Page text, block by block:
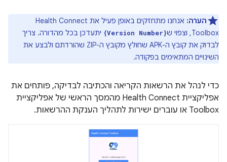
הערה:
אנחנו מתחזקים באופן פעיל את Health Connect
Toolbox, וצפוי ש
{Version Number} יתעדכן בכל מהדורה. צריך
לבדוק את קובץ ה-APK שחולץ מקובץ ה-ZIP שהורדתם ולבצע את
השינויים המתאימים בפקודה.
כדי לנהל את הרשאות הקריאה והכתיבה לבדיקה, פותחים את
אפליקציית Health Connect מהמסך הראשי של אפליקציית
Toolbox או עוברים ישירות לתהליך הענקת ההרשאות.